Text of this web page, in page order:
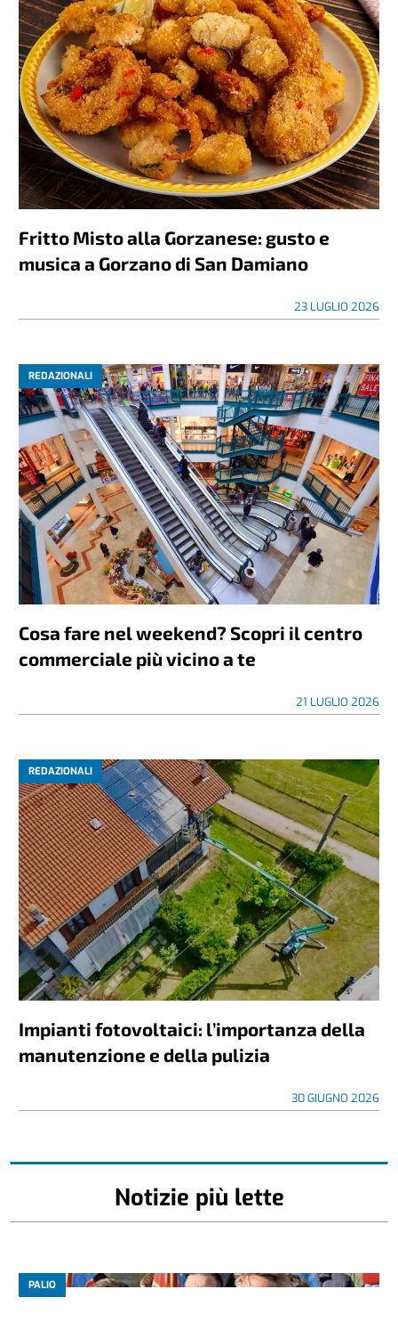
Fritto Misto alla Gorzanese: gusto e
musica a Gorzano di San Damiano
23 LUGLIO 2026
REDAZIONALI
Cosa fare nel weekend? Scopri il centro
commerciale più vicino a te
21 LUGLIO 2026
REDAZIONALI
Impianti fotovoltaici: l’importanza della
manutenzione e della pulizia
30 GIUGNO 2026
Notizie più lette
PALIO